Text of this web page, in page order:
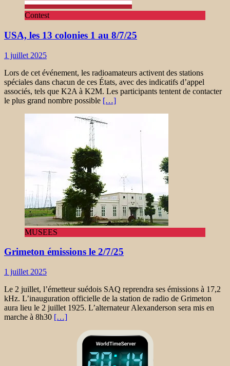
Contest
USA, les 13 colonies 1 au 8/7/25
1 juillet 2025
Lors de cet événement, les radioamateurs activent des stations
spéciales dans chacun de ces États, avec des indicatifs d’appel
associés, tels que K2A à K2M. Les participants tentent de contacter
le plus grand nombre possible […]
MUSEES
Grimeton émissions le 2/7/25
1 juillet 2025
Le 2 juillet, l’émetteur suédois SAQ reprendra ses émissions à 17,2
kHz. L’inauguration officielle de la station de radio de Grimeton
aura lieu le 2 juillet 1925. L’alternateur Alexanderson sera mis en
marche à 8h30 […]